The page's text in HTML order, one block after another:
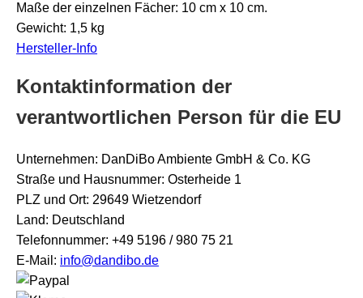
Maße der einzelnen Fächer: 10 cm x 10 cm.
Gewicht: 1,5 kg
Hersteller-Info
Kontaktinformation der
verantwortlichen Person für die EU
Unternehmen: DanDiBo Ambiente GmbH & Co. KG
Straße und Hausnummer: Osterheide 1
PLZ und Ort: 29649 Wietzendorf
Land: Deutschland
Telefonnummer: +49 5196 / 980 75 21
E-Mail: info@dandibo.de